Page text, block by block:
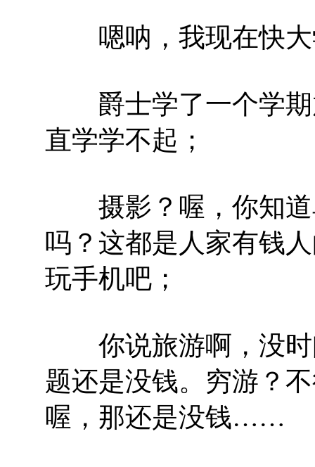
嗯呐，我现在快大
爵士学了一个学期
直学学不起；
摄影？喔，你知道
吗？这都是人家有钱
玩手机吧；
你说旅游啊，没时
题还是没钱。穷游？
喔，那还是没钱……